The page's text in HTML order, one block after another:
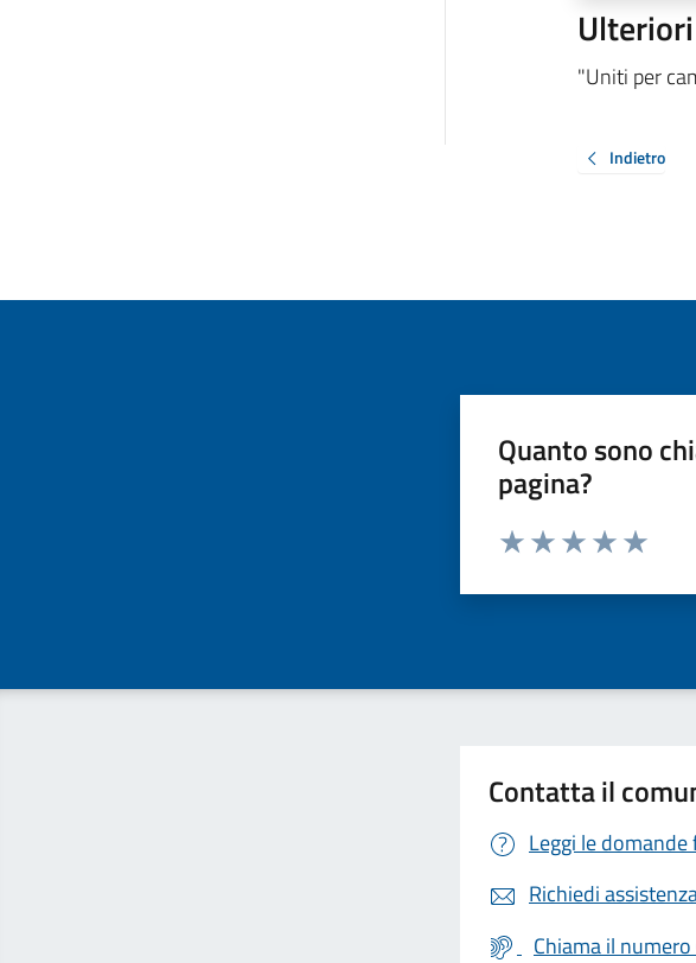
"Uniti per
Indietro
Quanto sono
pagina?
Valuta da 1 a 5 stelle la pagina
Contatta il
Leggi le
Richiedi
Chiama il